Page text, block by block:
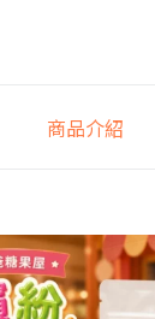
商品介紹